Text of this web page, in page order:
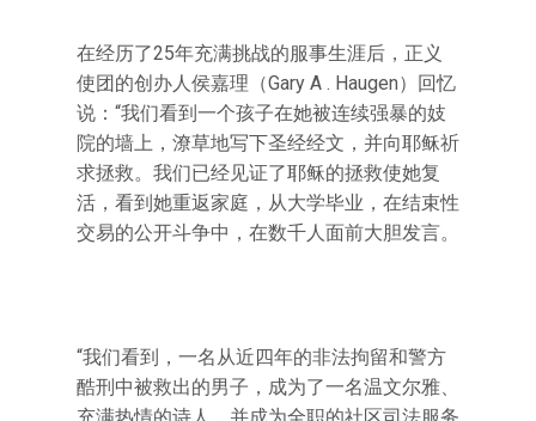
在经历了25年充满挑战的服事生涯后，正义
使团的创办人侯嘉理（Gary A . Haugen）回忆
说：“我们看到一个孩子在她被连续强暴的妓
院的墙上，潦草地写下圣经经文，并向耶稣祈
求拯救。我们已经见证了耶稣的拯救使她复
活，看到她重返家庭，从大学毕业，在结束性
交易的公开斗争中，在数千人面前大胆发言。
“我们看到，一名从近四年的非法拘留和警方
酷刑中被救出的男子，成为了一名温文尔雅、
充满热情的诗人，并成为全职的社区司法服务